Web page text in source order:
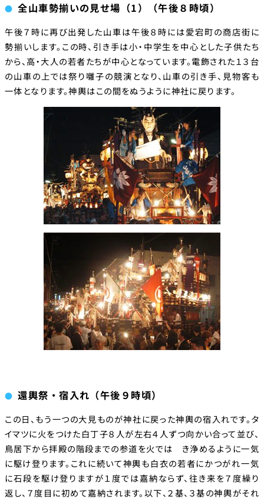
全山車勢揃いの見せ場（1）（午後８時頃）
午後７時に再び出発した山車は午後８時には愛宕町の商店街に
勢揃いします。この時、引き手は小・中学生を中心とした子供たち
から、高・大人の若者たちが中心となっています。電飾された１３台
の山車の上では祭り囃子の競演となり、山車の引き手、見物客も
一体となります。神輿はこの間をぬうように神社に戻ります。
還輿祭・宿入れ（午後９時頃）
この日、もう一つの大見ものが神社に戻った神輿の宿入れです。タ
イマツに火をつけた白丁子８人が左右４人ずつ向かい合って並び、
鳥居下から拝殿の階段までの参道を火では き浄めるように一気
に駆け登ります。これに続いて神輿も白衣の若者にかつがれ一気
に石段を駆け登りますが１度では嘉納ならず、往き来を７度繰り
返し、７度目に初めて嘉納されます。以下、２基、３基の神輿がそれ